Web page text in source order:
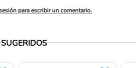
para escribir un comentario.
SUGERIDOS